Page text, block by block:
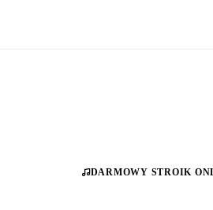
DARMOWY STROIK